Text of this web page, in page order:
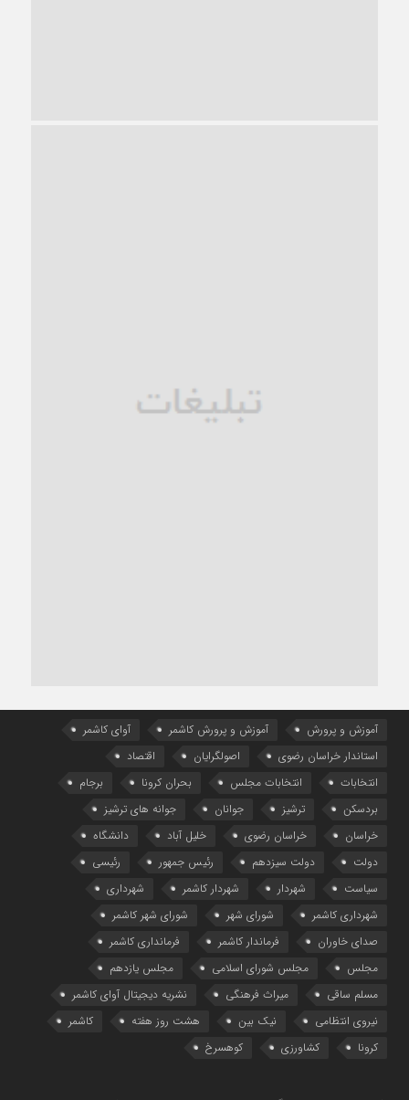
آموزش و پرورش آموزش و پرورش کاشمر
آوای کاشمر
استاندار خراسان رضوی
اصولگرایان
اقتصاد
انتخابات
انتخابات مجلس بحران کرونا
برجام
بردسکن
ترشیز جوانان
جوانه های ترشیز
خراسان
خراسان رضوی خلیل آباد
دانشگاه
دولت
دولت سیزدهم رئیس جمهور
رئیسی
سیاست
شهردار شهردار کاشمر
شهرداری
شهرداری کاشمر
شورای شهر
شورای شهر کاشمر
صدای خاوران
فرماندار کاشمر
فرمانداری کاشمر
مجلس
مجلس شورای اسلامی
مجلس یازدهم
مسلم ساقی
میراث فرهنگی
نشریه دیجیتال آوای کاشمر
نیروی انتظامی
نیک بین هشت روز هفته
کاشمر
کرونا
کشاورزی کوهسرخ